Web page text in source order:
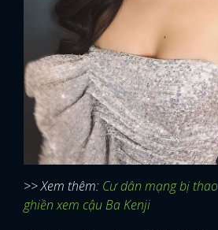
>> Xem thêm: Cư dân mạng bị
ghiền xem cậu Ba Kenji